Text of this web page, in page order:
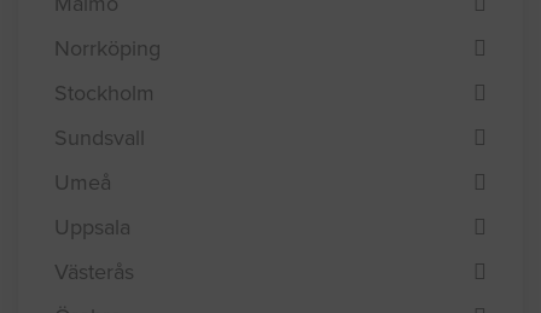
Linköping
Lund
Malmö
Norrköping
Stockholm
Sundsvall
Umeå